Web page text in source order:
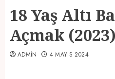
18 Yaş Altı
Açmak (2023)
ADMIN 4 MAYIS 2024